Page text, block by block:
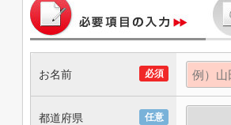
必須
お名前
任意
都道府県